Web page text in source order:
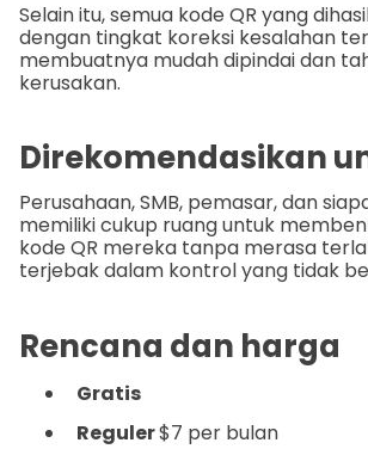
Selain itu, semua kode QR yang
dengan tingkat koreksi kesalahan
membuatnya mudah dipindai dan
kerusakan.
Direkomendasikan
Perusahaan, SMB, pemasar, dan
memiliki cukup ruang untuk
kode QR mereka tanpa merasa
terjebak dalam kontrol yang tidak
Rencana dan harga
Gratis
Reguler$7 per bulan